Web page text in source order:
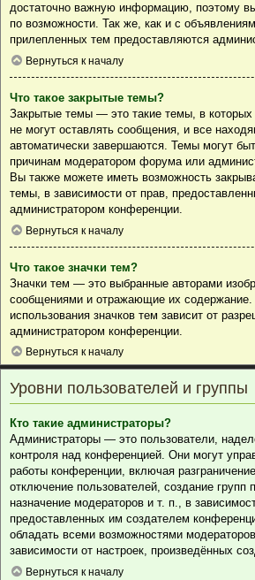
достаточно важную информацию, поэтому
по возможности. Так же, как и с
прилепленных тем предоставляются
Вернуться к началу
Что такое закрытые темы?
Закрытые темы — это такие темы, в
не могут оставлять сообщения, и все
автоматически завершаются. Темы могут
причинам модератором форума или
Вы также можете иметь возможность
темы, в зависимости от прав,
администратором конференции.
Вернуться к началу
Что такое значки тем?
Значки тем — это выбранные авторами
сообщениями и отражающие их содержание.
использования значков тем зависит от
администратором конференции.
Вернуться к началу
Уровни пользователей и группы
Кто такие администраторы?
Администраторы — это пользователи,
контроля над конференцией. Они могут
работы конференции, включая
отключение пользователей, создание групп
назначение модераторов и т. п., в
предоставленных им создателем
обладать всеми возможностями
зависимости от настроек, произведённых
Вернуться к началу